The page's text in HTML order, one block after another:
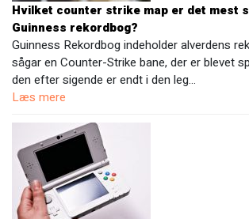
Hvilket counter strike map er det mest
Guinness rekordbog?
Guinness Rekordbog indeholder alverdens
sågar en Counter-Strike bane, der er blevet
den efter sigende er endt i den leg…
Læs mere